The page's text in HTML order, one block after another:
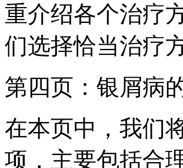
重介绍各个治疗
们选择恰当治疗
第四页：银屑病
在本页中，我们
项，主要包括合